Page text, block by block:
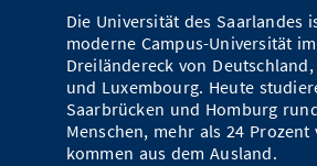
Die Universität des Saarlandes
moderne Campus-Universität
Dreiländereck von
und Luxembourg. Heute
Saarbrücken und Homburg
Menschen, mehr als 24 Prozent
kommen aus dem Ausland.